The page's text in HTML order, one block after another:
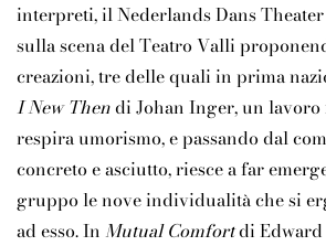
interpreti, il Nederlands Dans
sulla scena del Teatro Valli
creazioni, tre delle quali in prima
I New Thendi Johan Inger, un lavoro
respira umorismo, e passando dal
concreto e asciutto, riesce a far
gruppo le nove individualità che si
ad esso. In Mutual Comfortdi